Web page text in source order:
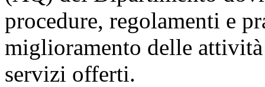
procedure, regolamenti e
miglioramento delle
servizi offerti.